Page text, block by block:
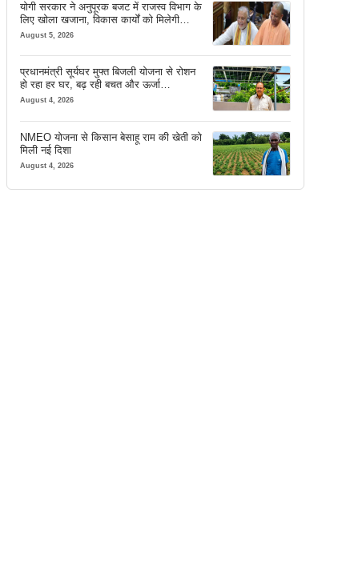
योगी सरकार ने अनुपूरक बजट में राजस्व विभाग के
लिए खोला खजाना, विकास कार्यों को मिलेगी
रफ्तार
August 5, 2026
प्रधानमंत्री सूर्यघर मुफ्त बिजली योजना से रोशन
हो रहा हर घर, बढ़ रही बचत और ऊर्जा
आत्मनिर्भरता
August 4, 2026
NMEO योजना से किसान बेसाहू राम की खेती को
मिली नई दिशा
August 4, 2026